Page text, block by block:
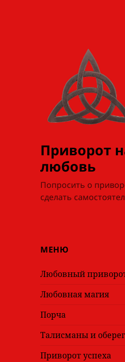
Приворот
любовь
Попросить о
сделать
МЕНЮ
Любовный
Любовная магия
Порча
Талисманы и
Приворот успеха